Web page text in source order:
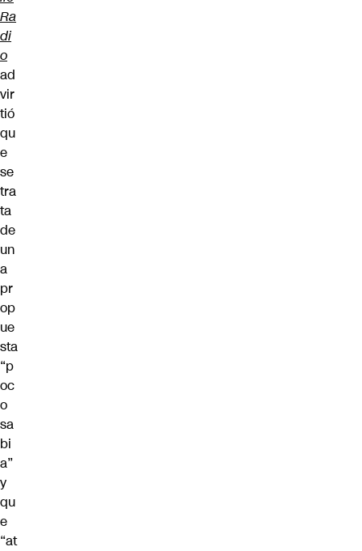
Ra
di
o
ad
vir
tió
qu
e
se
tra
ta
de
un
a
pr
op
ue
sta
“p
oc
o
sa
bi
a”
y
qu
e
“at